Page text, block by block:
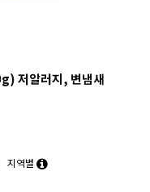
저알러지, 변냄새
지역별